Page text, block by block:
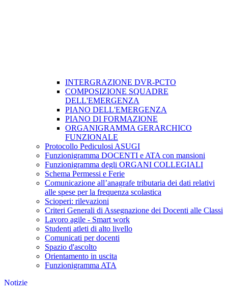
INTERGRAZIONE DVR-PCTO
COMPOSIZIONE SQUADRE
DELL'EMERGENZA
PIANO DELL'EMERGENZA
PIANO DI FORMAZIONE
ORGANIGRAMMA GERARCHICO
FUNZIONALE
Protocollo Pediculosi ASUGI
Funzionigramma DOCENTI e ATA con mansioni
Funzionigramma degli ORGANI COLLEGIALI
Schema Permessi e Ferie
Comunicazione all’anagrafe tributaria dei dati relativi
alle spese per la frequenza scolastica
Scioperi: rilevazioni
Criteri Generali di Assegnazione dei Docenti alle Classi
Lavoro agile - Smart work
Studenti atleti di alto livello
Comunicati per docenti
Spazio d'ascolto
Orientamento in uscita
Funzionigramma ATA
Notizie